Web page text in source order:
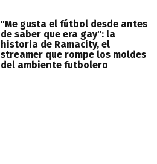
"Me gusta el fútbol desde antes
de saber que era gay": la
historia de Ramacity, el
streamer que rompe los moldes
del ambiente futbolero